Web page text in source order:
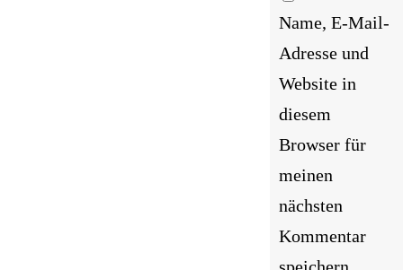
Name, E-Mail-
Adresse und
Website in
diesem
Browser für
meinen
nächsten
Kommentar